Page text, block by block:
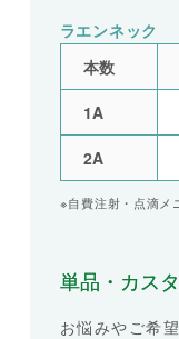
ラエンネック
本数
1A
2A
※自費注射・点滴メ
単品・カス
お悩みやご希